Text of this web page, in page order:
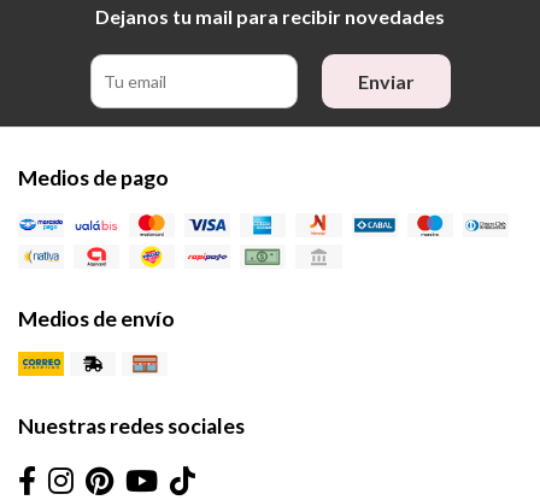
Dejanos tu mail para recibir novedades
Enviar
Medios de pago
Medios de envío
Nuestras redes sociales